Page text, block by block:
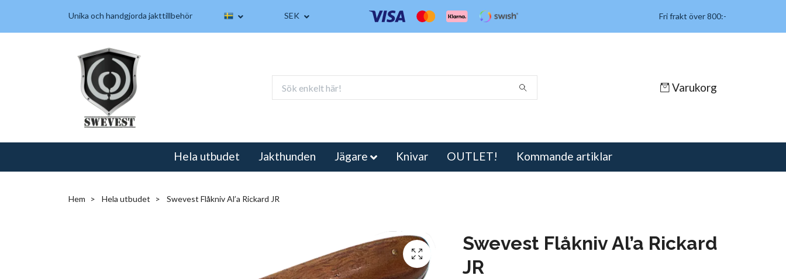
Unika och handgjorda jakttillbehör SEK Fri frakt över 800:-
Varukorg
Hela utbudet Jakthunden Jägare Knivar OUTLET! Kommande artiklar
Hem Hela utbudet Swevest Flåkniv Al’a Rickard JR
Swevest Flåkniv Al’a Rickard
JR